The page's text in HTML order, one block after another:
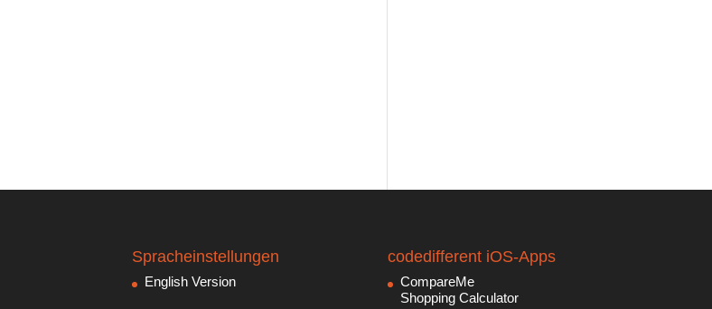
Spracheinstellungen
English Version
codedifferent iOS-Apps
CompareMe
Shopping Calculator